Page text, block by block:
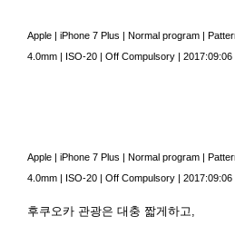
Apple | iPhone 7 Plus | Normal program |
4.0mm | ISO-20 | Off Compulsory | 2017:09:06
Apple | iPhone 7 Plus | Normal program |
4.0mm | ISO-20 | Off Compulsory | 2017:09:06
후쿠오카 관광은 대충 짧게하고,